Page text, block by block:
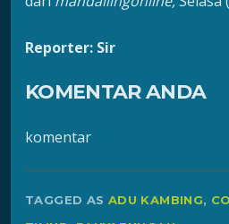
Reporter: Sir
KOMENTAR ANDA
komentar
TAGGED AS ADU KAMBING,